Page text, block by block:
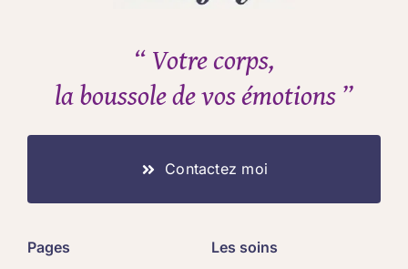
“ Votre corps,
la boussole de vos émotions ”
Contactez moi
Pages Les soins